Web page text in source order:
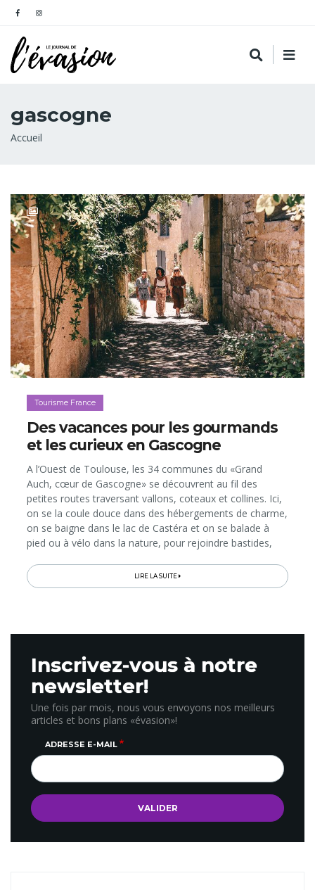
gascogne
Fil
Accueil
Tourisme France
Des vacances pour les gourmands
et les curieux en Gascogne
A l’Ouest de Toulouse, les 34 communes du «Grand
Auch, cœur de Gascogne» se découvrent au fil des
petites routes traversant vallons, coteaux et collines. Ici,
on se la coule douce dans des hébergements de charme,
on se baigne dans le lac de Castéra et on se balade à
pied ou à vélo dans la nature, pour rejoindre bastides,
et producteurs…
LIRE LA SUITE
Inscrivez-vous à notre
newsletter!
Une fois par mois, nous vous envoyons nos meilleurs
articles et bons plans «évasion»!
ADRESSE E-MAIL